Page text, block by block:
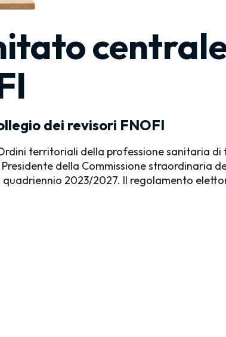
dei revisori FNOFI
territoriali della professione sanitaria
della Commissione straordinaria
quadriennio 2023/2027. Il regolamento